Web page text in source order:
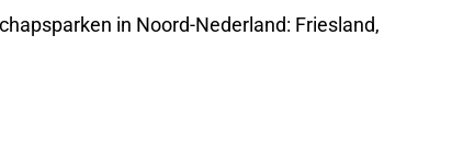
in Noord-Nederland: Friesland,